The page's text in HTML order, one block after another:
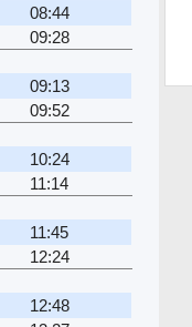
08:44
09:28
09:13
09:52
10:24
11:14
11:45
12:24
12:48